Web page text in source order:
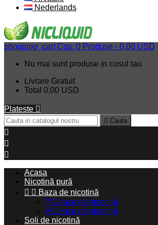
Nederlands
shopping_cart Cos: 0 Produse - 0,00 USD
Nu mai sunt produse in cosul tau
Livrare Gratuit
Total 0,00 USD
Plateste 
 Cauta



Acasa
Nicotină pură
  Baza de nicotină
PG baza de nicotină
VG baza de nicotină
Soli de nicotină